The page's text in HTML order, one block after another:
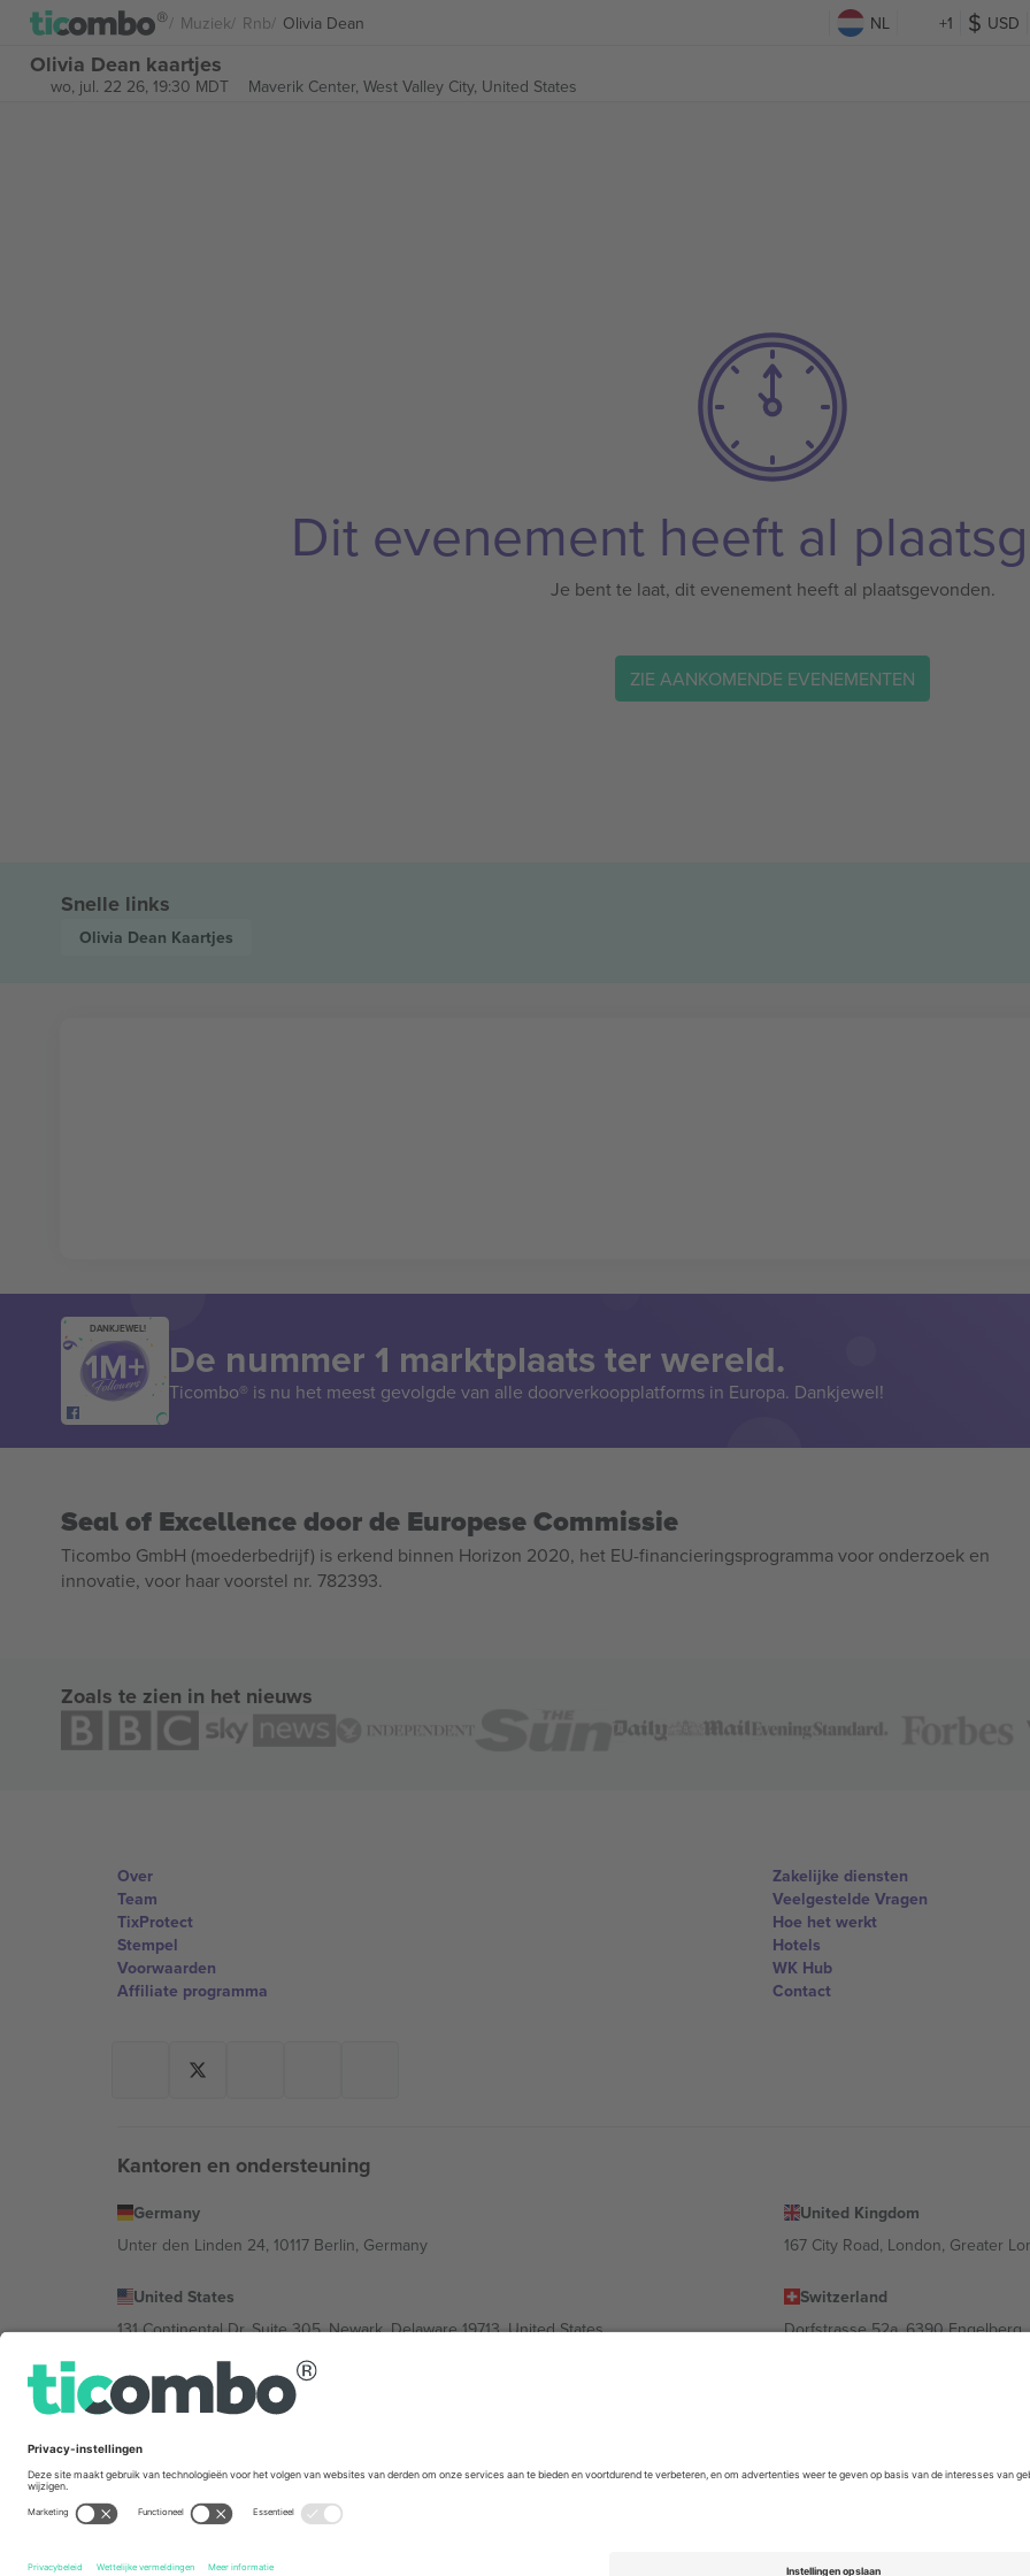
Muziek Rnb Olivia Dean NL +1 USD
Olivia Dean kaartjes
wo, jul. 22 26, 19:30 MDT Maverik Center, West Valley City, United States
Dit evenement heeft al
Je bent te laat, dit evenement heeft al plaatsgevonden.
ZIE AANKOMENDE EVENEMENTEN
Snelle links
Olivia Dean Kaartjes
DANKJEWEL!
De nummer 1 marktplaats ter wereld.
Ticombo® is nu het meest gevolgde van alle doorverkoopplatforms in Europa. Dankjewel!
Seal of Excellence door de Europese Commissie
Ticombo GmbH (moederbedrijf) is erkend binnen Horizon 2020, het EU-financieringsprogramma voor onderzoek en
innovatie, voor haar voorstel nr. 782393.
Zoals te zien in het nieuws
Over
Team
TixProtect
Stempel
Voorwaarden
Affiliate programma
Zakelijke diensten
Veelgestelde Vragen
Hoe het werkt
Hotels
WK Hub
Contact
Kantoren en ondersteuning
Germany
Unter den Linden 24, 10117 Berlin, Germany
United Kingdom
167 City Road, London, Greater
United States
131 Continental Dr, Suite 305, Newark, Delaware 19713, United States
Switzerland
Dorfstrasse 52a, 6390 Engelberg,
Bulgaria
Regus Sofia City West, bul Totleben 53-55, 1606 Sofia, Bulgaria
Mexico
Av Chapultepec 360, Roma Norte, Cuauhtémoc, 06700 Ciudad de México, CDMX, Mexico
het evenement, het impressum en de voorwaarden.,
© 2026 Ticombo. Alle rechten voorbehouden.